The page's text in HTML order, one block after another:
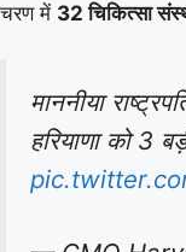
चरण में 32 चिकित्सा
माननीया
हरियाणा को 3